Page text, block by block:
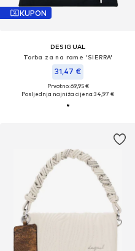
KUPON
DESIGUAL
Torba za na rame 'SIERRA'
31,47 €
Prvotno: 69,95 €
Posljednja najniža cijena:34,97 €